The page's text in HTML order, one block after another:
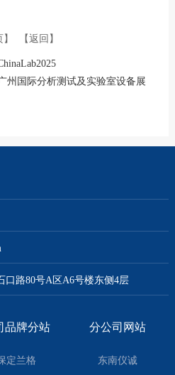
【返回】
州国际分析测试及实验室设备展
口路80号A区A6号楼东侧4层
品牌分站
定兰格
分公司网站
东南仪诚